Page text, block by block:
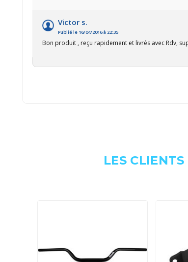
Victor s.
Publié le 16/04/2016 à 22:35
Bon produit , reçu rapidement et livrés avec Rdv,
LES